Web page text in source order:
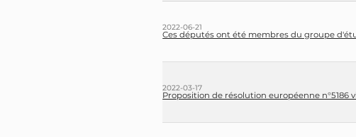
2022-06-21
Ces députés ont été membres du groupe
2022-03-17
Proposition de résolution européenne